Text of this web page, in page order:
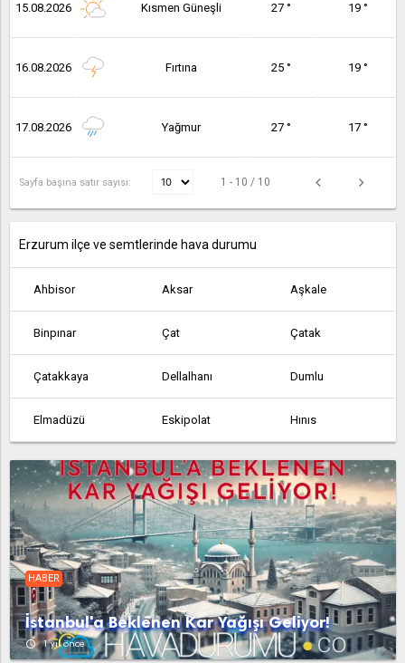
15.08.2026 Kısmen Güneşli 27 ° 19 °
16.08.2026 Fırtına 25 ° 19 °
17.08.2026 Yağmur 27 ° 17 °
Sayfa başına satır sayısı: 1 - 10 / 10
Erzurum ilçe ve semtlerinde hava durumu
Ahbisor Aksar Aşkale
Binpınar Çat Çatak
Çatakkaya Dellalhanı Dumlu
Elmadüzü Eskipolat Hınıs
Horasan Ilıca İspir
Kandilli Karaçoban Karayazı
Köprüköy Narman
Olur Pasinler Pazaryolu
Şenkaya Tekman Tepsicik
HABER
İstanbul'a Beklenen Kar Yağışı Geliyor!
access_time 1 yıl önce